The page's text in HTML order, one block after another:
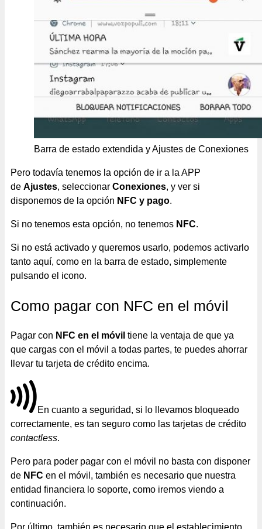
Barra de estado extendida y Ajustes de Conexiones
Pero todavía tenemos la opción de ir a la APP
de Ajustes, seleccionar Conexiones, y ver si
disponemos de la opción NFC y pago.
Si no tenemos esta opción, no tenemos NFC.
Si no está activado y queremos usarlo, podemos activarlo
tanto aquí, como en la barra de estado, simplemente
pulsando el icono.
Como pagar con NFC en el móvil
Pagar con NFC en el móvil tiene la ventaja de que ya
que cargas con el móvil a todas partes, te puedes ahorrar
llevar tu tarjeta de crédito encima.
En cuanto a seguridad, si lo llevamos bloqueado
correctamente, es tan seguro como las tarjetas de crédito
contactless.
Pero para poder pagar con el móvil no basta con disponer
de NFC en el móvil, también es necesario que nuestra
entidad financiera lo soporte, como iremos viendo a
continuación.